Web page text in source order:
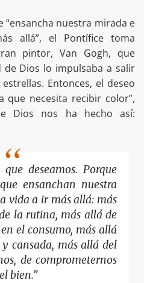
“ensancha nuestra mirada e
allá”, el Pontífice toma
pintor, Van Gogh, que
de Dios lo impulsaba a salir
Entonces, el deseo
que necesita recibir color”,
Dios nos ha hecho así:
deseamos. Porque
ensanchan nuestra
vida a ir más allá: más
la rutina, más allá de
el consumo, más allá
cansada, más allá del
de comprometernos
bien.”